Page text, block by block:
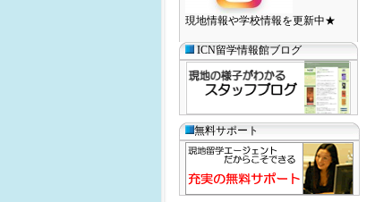
現地情報や学校情報を更新中★
ICN留学情報館ブログ
無料サポート